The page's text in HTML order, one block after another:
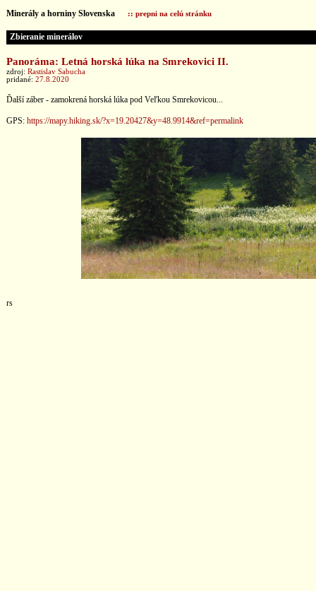
Minerály a horniny Slovenska :: prepni na celú stránku
Zbieranie minerálov
Panoráma: Letná horská lúka na Smrekovici II.
zdroj: Rastislav Sabucha
pridané: 27.8.2020
Ďalší záber - zamokrená horská lúka pod Veľkou Smrekovicou...
GPS: https://mapy.hiking.sk/?x=19.20427&y=48.9914&ref=permalink
rs